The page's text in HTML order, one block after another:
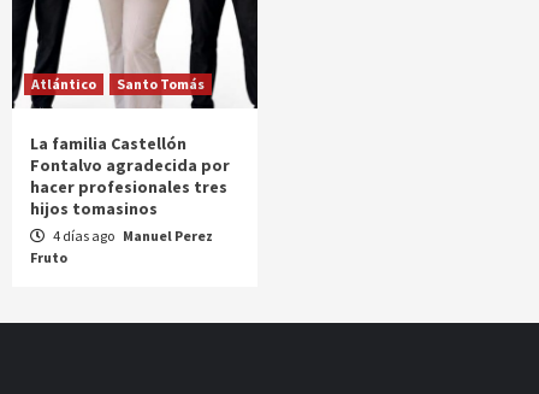
Atlántico Santo Tomás
La familia Castellón
Fontalvo agradecida por
hacer profesionales tres
hijos tomasinos
4 días ago Manuel Perez
Fruto